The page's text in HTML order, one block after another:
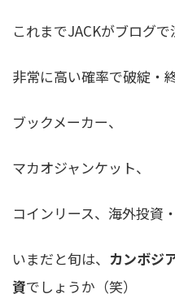
これまでJACKがブログで
非常に高い確率で破綻・
ブックメーカー、
マカオジャンケット、
コインリース、海外投資
いまだと旬は、 カンボジ
資でしょうか（笑）